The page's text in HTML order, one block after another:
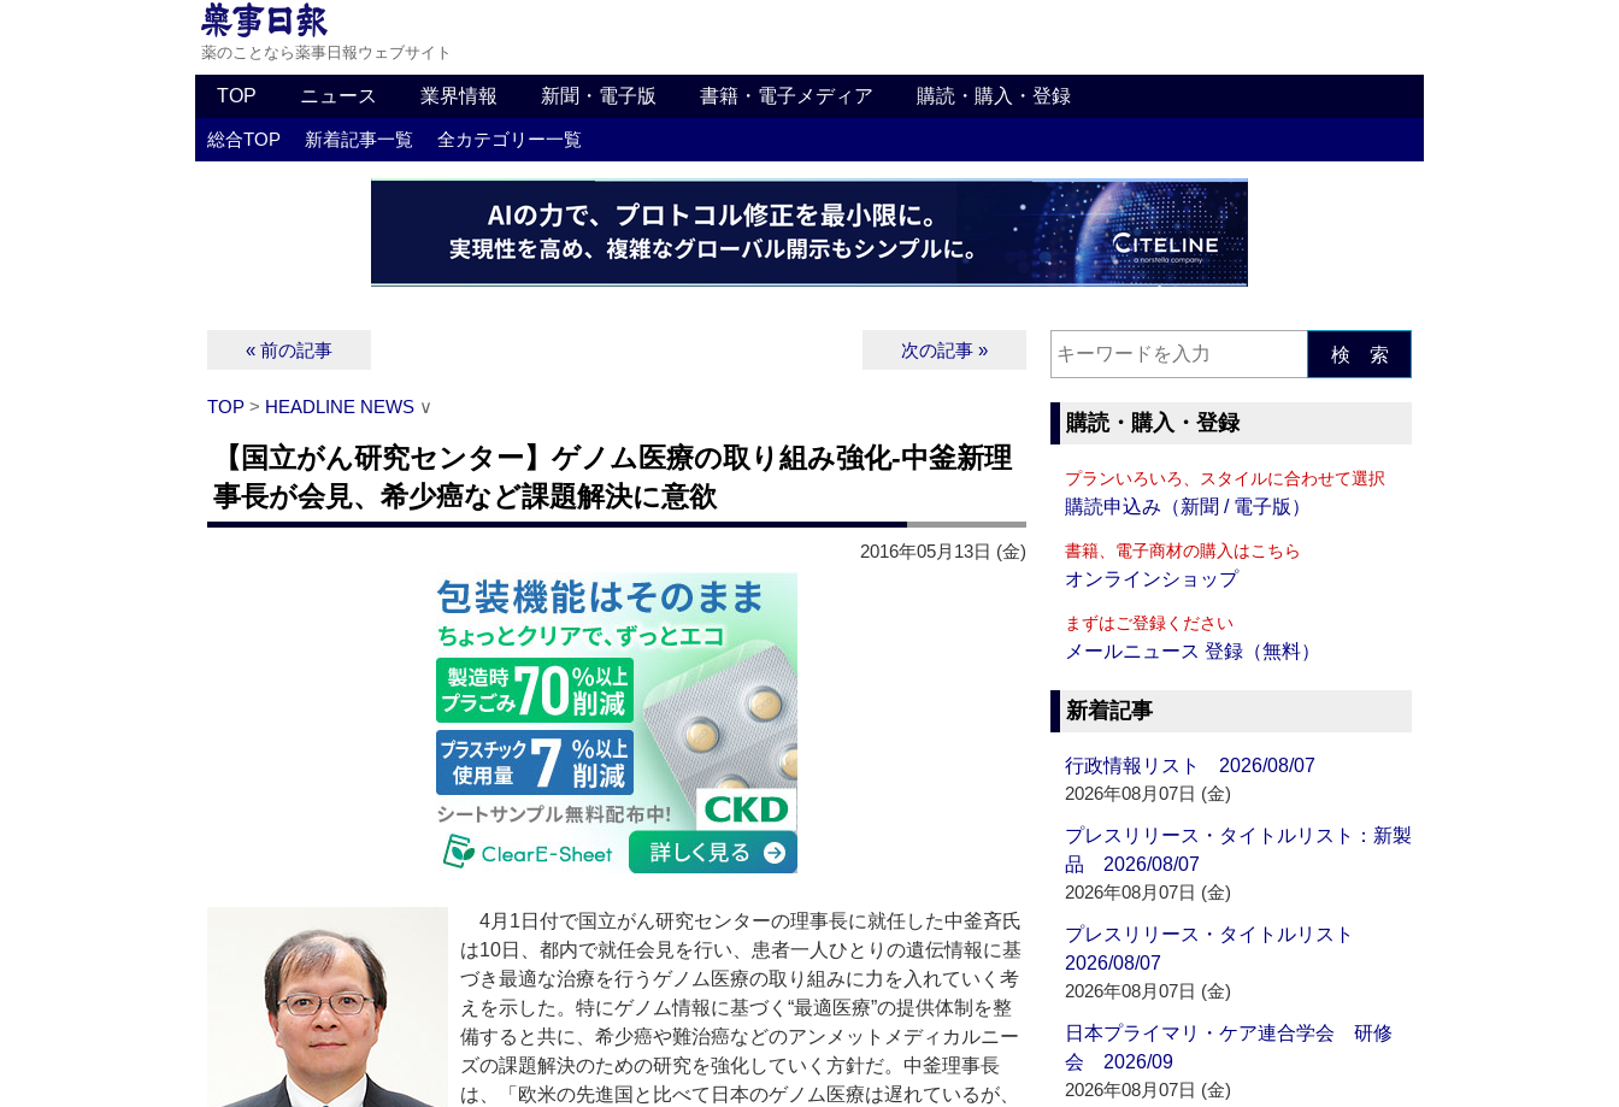
薬のことなら薬事日報ウェブサイト
TOP ニュース 業界情報 新聞・電子版 書籍・電子メディア 購読・購入・登録
総合TOP 新着記事一覧 全カテゴリー一覧
« 前の記事 次の記事 »
TOP > HEADLINE NEWS ∨
【国立がん研究センター】ゲノム医療の取り組み強化‐中釜新理
事長が会見、希少癌など課題解決に意欲
2016年05月13日 (金)
4月1日付で国立がん研究センターの理事長に就任した中釜斉氏
は10日、都内で就任会見を行い、患者一人ひとりの遺伝情報に基
づき最適な治療を行うゲノム医療の取り組みに力を入れていく考
えを示した。特にゲノム情報に基づく“最適医療”の提供体制を整
備すると共に、希少癌や難治癌などのアンメットメディカルニー
ズの課題解決のための研究を強化していく方針だ。中釜理事長
は、「欧米の先進国と比べて日本のゲノム医療は遅れているが、
検 索
購読・購入・登録
プランいろいろ、スタイルに合わせて選択
購読申込み（新聞 / 電子版）
書籍、電子商材の購入はこちら
オンラインショップ
まずはご登録ください
メールニュース 登録（無料）
新着記事
行政情報リスト 2026/08/07
2026年08月07日 (金)
プレスリリース・タイトルリスト：新製
品 2026/08/07
2026年08月07日 (金)
プレスリリース・タイトルリスト
2026/08/07
2026年08月07日 (金)
日本プライマリ・ケア連合学会 研修
会 2026/09
2026年08月07日 (金)